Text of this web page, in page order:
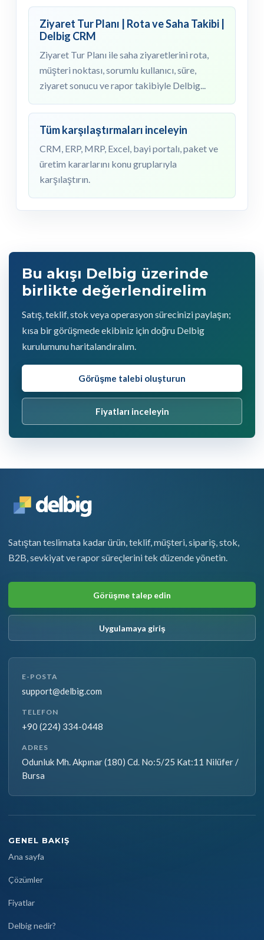
Ziyaret Tur Planı | Rota ve Saha Takibi |
Delbig CRM
Ziyaret Tur Planı ile saha ziyaretlerini rota,
müşteri noktası, sorumlu kullanıcı, süre,
ziyaret sonucu ve rapor takibiyle Delbig...
Tüm karşılaştırmaları inceleyin
CRM, ERP, MRP, Excel, bayi portalı, paket ve
üretim kararlarını konu gruplarıyla
karşılaştırın.
Bu akışı Delbig üzerinde
birlikte değerlendirelim
Satış, teklif, stok veya operasyon sürecinizi paylaşın;
kısa bir görüşmede ekibiniz için doğru Delbig
kurulumunu haritalandıralım.
Görüşme talebi oluşturun
Fiyatları inceleyin
Satıştan teslimata kadar ürün, teklif, müşteri, sipariş, stok,
B2B, sevkiyat ve rapor süreçlerini tek düzende yönetin.
Görüşme talep edin
Uygulamaya giriş
E-POSTA
support@delbig.com
TELEFON
+90 (224) 334-0448
ADRES
Odunluk Mh. Akpınar (180) Cd. No:5/25 Kat:11 Nilüfer /
Bursa
GENEL BAKIŞ
Ana sayfa
Çözümler
Fiyatlar
Delbig nedir?